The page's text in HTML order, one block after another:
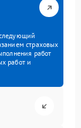
страховых
работ
работ и